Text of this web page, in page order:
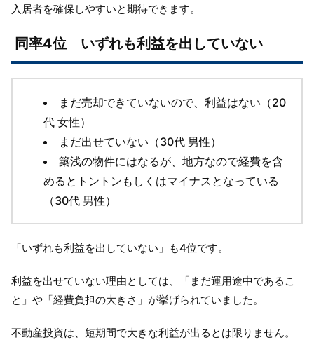
入居者を確保しやすいと期待できます。
同率4位 いずれも利益を出していない
まだ売却できていないので、利益はない（20
代 女性）
まだ出せていない（30代 男性）
築浅の物件にはなるが、地方なので経費を含
めるとトントンもしくはマイナスとなっている
（30代 男性）
「いずれも利益を出していない」も4位です。
利益を出せていない理由としては、「まだ運用途中であるこ
と」や「経費負担の大きさ」が挙げられていました。
不動産投資は、短期間で大きな利益が出るとは限りません。